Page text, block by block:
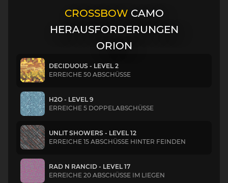
CROSSBOW CAMO
HERAUSFORDERUNGEN
ORION
DECIDUOUS - LEVEL 2
ERREICHE 50 ABSCHÜSSE
H2O - LEVEL 9
ERREICHE 5 DOPPELABSCHÜSSE
UNLIT SHOWERS - LEVEL 12
ERREICHE 15 ABSCHÜSSE HINTER FEINDEN
RAD N RANCID - LEVEL 17
ERREICHE 20 ABSCHÜSSE IM LIEGEN